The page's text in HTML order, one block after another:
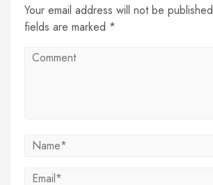
Your email address will not be
fields are marked *